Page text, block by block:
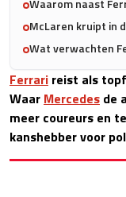
McLaren kruipt in
Wat verwachten
Ferrari reist als
Waar Mercedes de
meer coureurs en
kanshebber voor